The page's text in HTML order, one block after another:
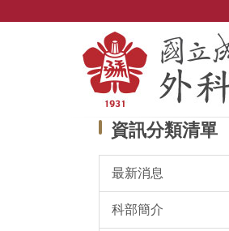
資訊分類清單
最新消息
科部簡介